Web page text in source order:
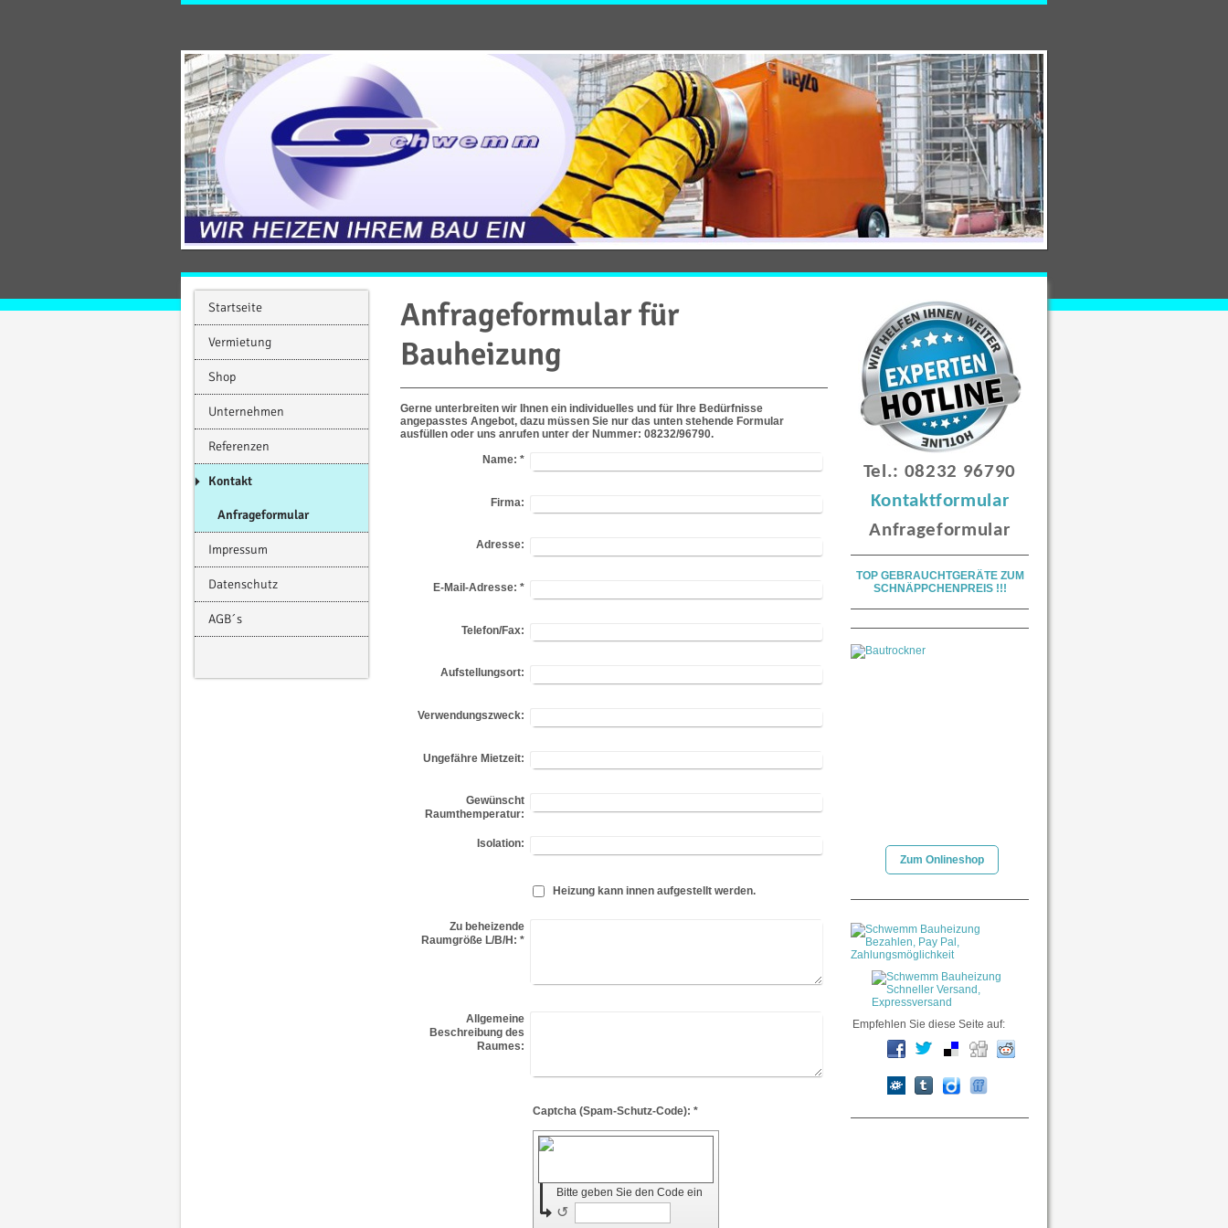
Startseite
Vermietung
Shop
Unternehmen
Referenzen
Kontakt
Anfrageformular
Impressum
Datenschutz
AGB´s
Anfrageformular für
Bauheizung
Gerne unterbreiten wir Ihnen ein individuelles und für Ihre Bedürfnisse
angepasstes Angebot, dazu müssen Sie nur das unten stehende Formular
ausfüllen oder uns anrufen unter der Nummer: 08232/96790.
Name: *
Firma:
Adresse:
E-Mail-Adresse: *
Telefon/Fax:
Aufstellungsort:
Verwendungszweck:
Ungefähre Mietzeit:
Gewünscht
Raumthemperatur:
Isolation:
Heizung kann innen aufgestellt werden.
Zu beheizende
Raumgröße L/B/H: *
Allgemeine
Beschreibung des
Raumes:
Captcha (Spam-Schutz-Code): *
Bitte geben Sie den Code ein
↺
Tel.: 08232 96790
Kontaktformular
Anfrageformular
TOP GEBRAUCHTGERÄTE ZUM
SCHNÄPPCHENPREIS !!!
Zum Onlineshop
Empfehlen Sie diese Seite auf: